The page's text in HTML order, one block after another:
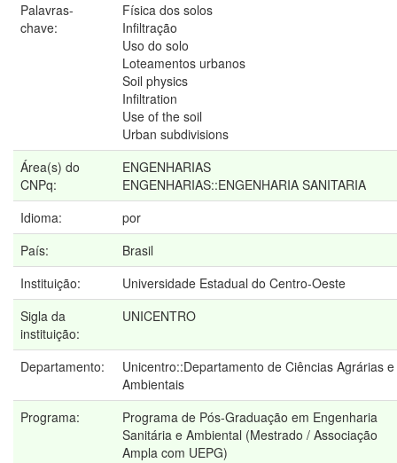
Palavras-
chave:
Física dos solos
Infiltração
Uso do solo
Loteamentos urbanos
Soil physics
Infiltration
Use of the soil
Urban subdivisions
Área(s) do
CNPq:
ENGENHARIAS
ENGENHARIAS::ENGENHARIA SANITARIA
Idioma:
por
País:
Brasil
Instituição:
Universidade Estadual do Centro-Oeste
Sigla da
instituição:
UNICENTRO
Departamento:
Unicentro::Departamento de Ciências Agrárias e
Ambientais
Programa:
Programa de Pós-Graduação em Engenharia
Sanitária e Ambiental (Mestrado / Associação
Ampla com UEPG)